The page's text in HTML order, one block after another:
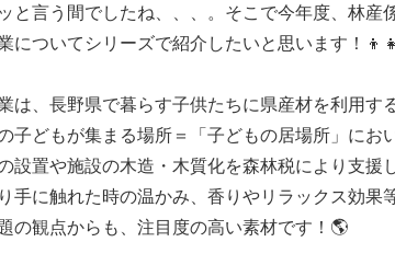
と言う間でしたね、、、。そこで今年度、林
についてシリーズで紹介したいと思います！👦👧
は、長野県で暮らす子供たちに県産材を利用
子どもが集まる場所＝「子どもの居場所」にお
設置や施設の木造・木質化を森林税により支
手に触れた時の温かみ、香りやリラックス効果
の観点からも、注目度の高い素材です！🌎